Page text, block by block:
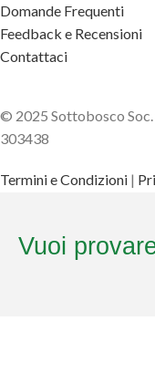
Domande Frequenti
Feedback e Recensioni
Contattaci
© 2025 Sottobosco Soc.
303438
Termini e Condizioni |
Vuoi